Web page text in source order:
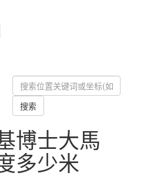
搜索
博士大馬
多少米